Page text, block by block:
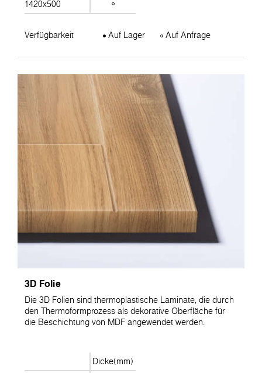
1420x500
Verfügbarkeit Auf Lager Auf Anfrage
3D Folie
Die 3D Folien sind thermoplastische Laminate, die durch
den Thermoformprozess als dekorative Oberfläche für
die Beschichtung von MDF angewendet werden.
Dicke(mm)